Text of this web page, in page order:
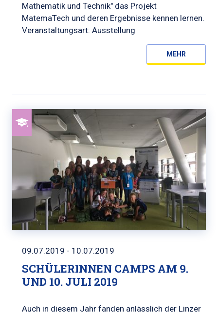
Mathematik und Technik" das Projekt
MatemaTech und deren Ergebnisse kennen lernen.
Veranstaltungsart: Ausstellung
MEHR
09.07.2019 - 10.07.2019
SCHÜLERINNEN CAMPS AM 9.
UND 10. JULI 2019
Auch in diesem Jahr fanden anlässlich der Linzer